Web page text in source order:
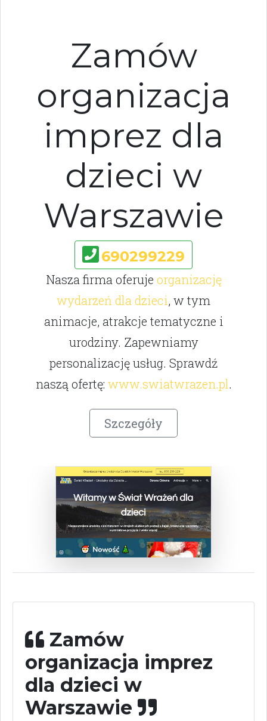
Zamów
organizacja
imprez dla
dzieci w
Warszawie
690299229
Nasza firma oferuje organizację
wydarzeń dla dzieci, w tym
animacje, atrakcje tematyczne i
urodziny. Zapewniamy
personalizację usług. Sprawdź
naszą ofertę: www.swiatwrazen.pl.
Szczegóły
Zamów
organizacja imprez
dla dzieci w
Warszawie